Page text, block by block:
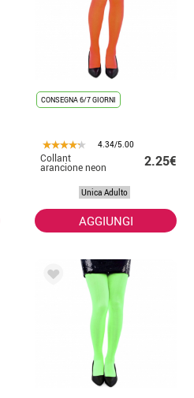
CONSEGNA 6/7 GIORNI
4.34/5.00
Collant
arancione neon 2.25€
Unica Adulto
AGGIUNGI